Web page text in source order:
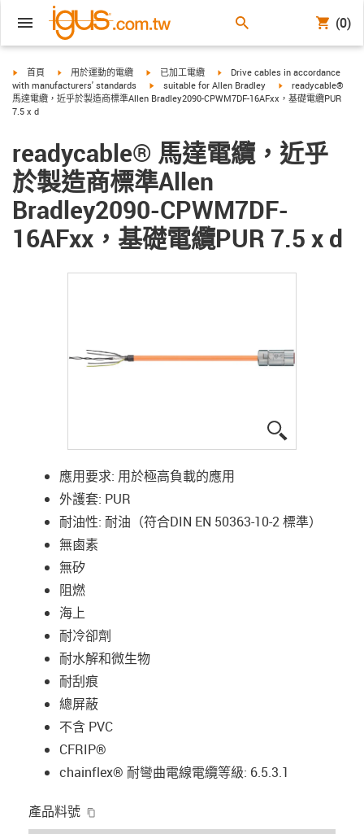
(0)
igus-icon-arrow-right
首頁 igus-icon-arrow-right
用於運動的電纜 igus-icon-arrow-right
已加工電纜 igus-icon-arrow-right
Drive cables in accordance
with manufacturers' standards
igus-icon-arrow-right
suitable for Allen Bradley igus-icon-arrow-
readycable®
馬達電纜，近乎於製造商標準Allen Bradley2090-CPWM7DF-16AFxx，基礎電纜PUR
7.5 x d
readycable® 馬達電纜，近乎
於製造商標準Allen
Bradley2090-CPWM7DF-
16AFxx，基礎電纜PUR 7.5 x d
應用要求: 用於極高負載的應用
外護套: PUR
耐油性: 耐油（符合DIN EN 50363-10-2 標準）
無鹵素
無矽
阻燃
海上
耐冷卻劑
耐水解和微生物
耐刮痕
總屏蔽
不含 PVC
CFRIP®
chainflex® 耐彎曲電線電纜等級: 6.5.3.1
產品料號